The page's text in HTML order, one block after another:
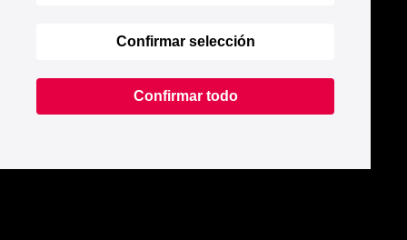
Confirmar selección
Confirmar todo